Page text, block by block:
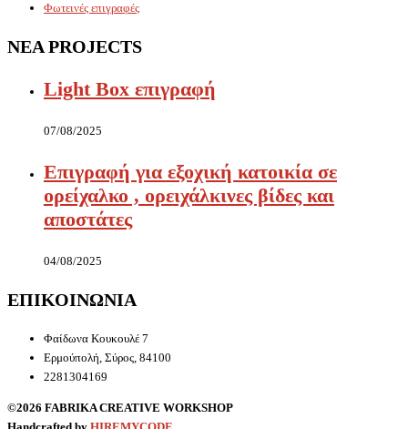
Φωτεινές επιγραφές
ΝΕΑ PROJECTS
Light Box επιγραφή
07/08/2025
Επιγραφή για εξοχική κατοικία σε
ορείχαλκο , ορειχάλκινες βίδες και
αποστάτες
04/08/2025
ΕΠΙΚΟΙΝΩΝΙΑ
Φαίδωνα Κουκουλέ 7
Ερμούπολή, Σύρος, 84100
2281304169
©2026 FABRIKA CREATIVE WORKSHOP